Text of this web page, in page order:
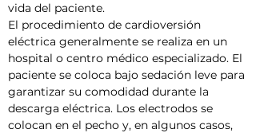
vida del paciente.
El procedimiento de cardioversión
eléctrica generalmente se realiza en un
hospital o centro médico especializado. El
paciente se coloca bajo sedación leve para
garantizar su comodidad durante la
descarga eléctrica. Los electrodos se
colocan en el pecho y, en algunos casos,